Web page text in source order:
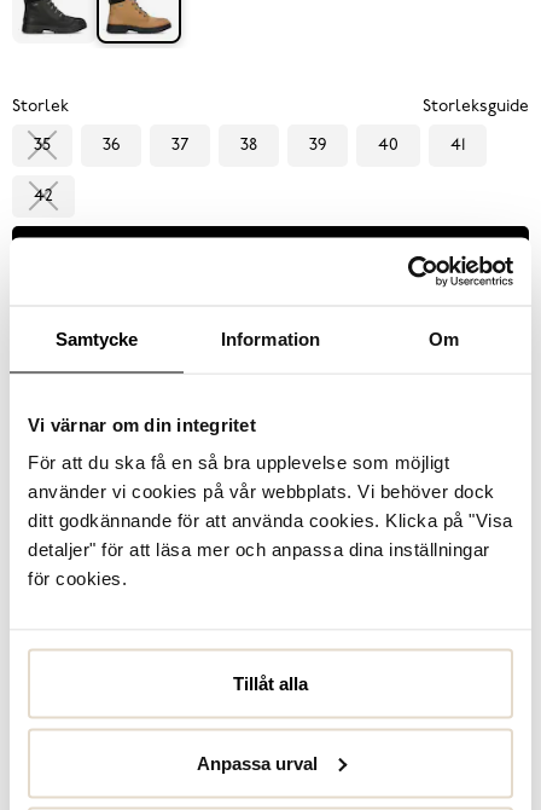
Samtycke Information Om
Vi värnar om din integritet
För att du ska få en så bra upplevelse som möjligt
använder vi cookies på vår webbplats. Vi behöver dock
ditt godkännande för att använda cookies. Klicka på "Visa
detaljer" för att läsa mer och anpassa dina inställningar
för cookies.
Tillåt alla
Anpassa urval
Storlek Storleksguide
35 36 37 38 39 40 41
42
Uttagbar innersula
Produktbeskrivning
Polecat presenterar Camel March GTX - boots med